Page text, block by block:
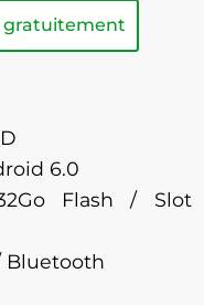
gratuitement
6.0
Flash / Slot
Bluetooth